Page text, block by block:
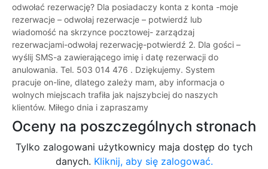
odwołać rezerwację? Dla posiadaczy konta z konta -moje
rezerwacje – odwołaj rezerwacje – potwierdź lub
wiadomość na skrzynce pocztowej- zarządzaj
rezerwacjami-odwołaj rezerwację-potwierdź 2. Dla gości –
wyślij SMS-a zawierającego imię i datę rezerwacji do
anulowania. Tel. 503 014 476 . Dziękujemy. System
pracuje on-line, dlatego zależy mam, aby informacja o
wolnych miejscach trafiła jak najszybciej do naszych
klientów. Miłego dnia i zapraszamy
Oceny na poszczególnych stronach
Tylko zalogowani użytkownicy maja dostęp do tych
danych. Kliknij, aby się zalogować.